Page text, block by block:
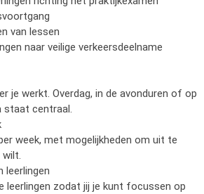
van lessen
naar veilige verkeersdeelname
je werkt. Overdag, in de avonduren of op
staat centraal.
week, met mogelijkheden om uit te
wilt.
leerlingen
leerlingen zodat jij je kunt focussen op